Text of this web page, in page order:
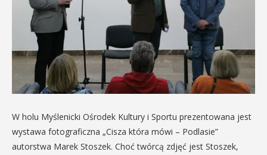
W holu Myślenicki Ośrodek Kultury i Sportu prezentowana jest
wystawa fotograficzna „Cisza która mówi – Podlasie”
autorstwa Marek Stoszek. Choć twórcą zdjęć jest Stoszek,